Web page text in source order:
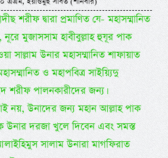
শরীফ দ্বারা প্রমাণিত যে- মহাসম্মানিত
নূরে মুজাসসাম হাবীবুল্লাহ হুযূর পাক
সাল্লাম উনার মহাসম্মানিত শাফায়াত
ও মহাপবিত্র সাইয়্যিদু
শরীফ পালনকারীদের জন্য।
নয়, উনাদের জন্য মহান আল্লাহ পাক
উনার দরজা খুলে দিবেন এবং সমস্ত
সালাম উনারা মাগফিরাত